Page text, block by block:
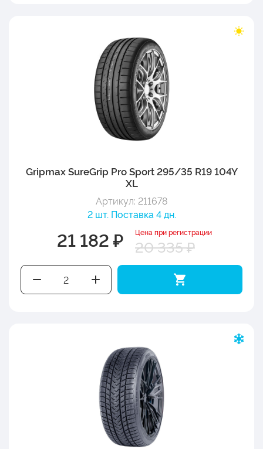
Gripmax SureGrip Pro Sport 295/35 R19 104Y
XL
Артикул: 211678
2 шт. Поставка 4 дн.
21 182 ₽ Цена при регистрации
20 335 ₽